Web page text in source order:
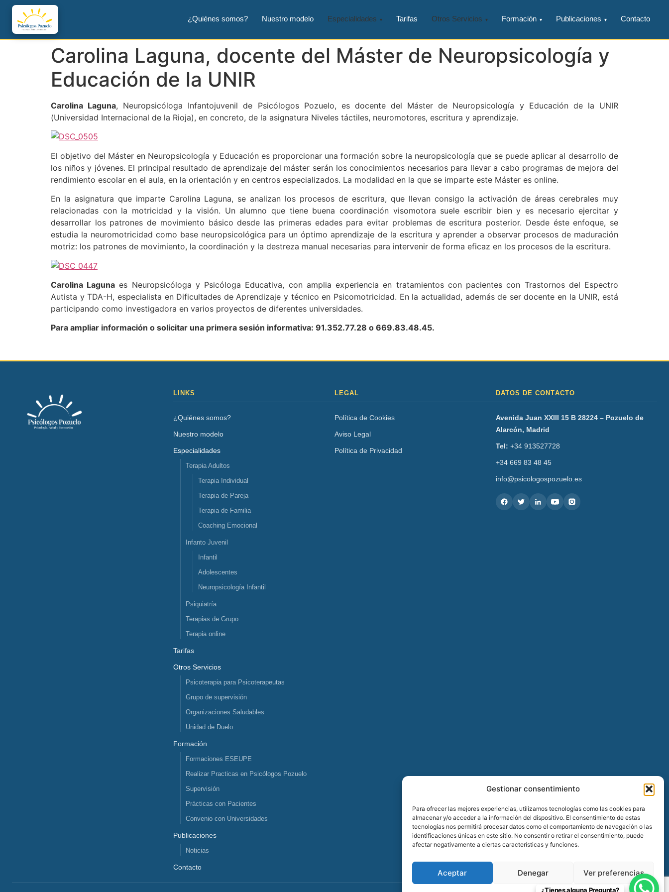
Gestionar consentimiento
Para ofrecer las mejores experiencias, utilizamos tecnologías como las cookies para
almacenar y/o acceder a la información del dispositivo. El consentimiento de estas
tecnologías nos permitirá procesar datos como el comportamiento de navegación o las
identificaciones únicas en este sitio. No consentir o retirar el consentimiento, puede
afectar negativamente a ciertas características y funciones.
Aceptar Denegar Ver preferencias
¿Quiénes somos? Nuestro modelo Especialidades Tarifas Otros Servicios Formación Publicaciones Contacto
Carolina Laguna, docente del Máster de Neuropsicología y
Educación de la UNIR
Carolina Laguna, Neuropsicóloga Infantojuvenil de Psicólogos Pozuelo, es docente del Máster de Neuropsicología y Educación de la UNIR
(Universidad Internacional de la Rioja), en concreto, de la asignatura Niveles táctiles, neuromotores, escritura y aprendizaje.
El objetivo del Máster en Neuropsicología y Educación es proporcionar una formación sobre la neuropsicología que se puede aplicar al desarrollo de
los niños y jóvenes. El principal resultado de aprendizaje del máster serán los conocimientos necesarios para llevar a cabo programas de mejora del
rendimiento escolar en el aula, en la orientación y en centros especializados. La modalidad en la que se imparte este Máster es online.
En la asignatura que imparte Carolina Laguna, se analizan los procesos de escritura, que llevan consigo la activación de áreas cerebrales muy
relacionadas con la motricidad y la visión. Un alumno que tiene buena coordinación visomotora suele escribir bien y es necesario ejercitar y
desarrollar los patrones de movimiento básico desde las primeras edades para evitar problemas de escritura posterior. Desde éste enfoque, se
estudia la neuromotricidad como base neuropsicológica para un óptimo aprendizaje de la escritura y aprender a observar procesos de maduración
motriz: los patrones de movimiento, la coordinación y la destreza manual necesarias para intervenir de forma eficaz en los procesos de la escritura.
Carolina Laguna es Neuropsicóloga y Psicóloga Educativa, con amplia experiencia en tratamientos con pacientes con Trastornos del Espectro
Autista y TDA-H, especialista en Dificultades de Aprendizaje y técnico en Psicomotricidad. En la actualidad, además de ser docente en la UNIR, está
participando como investigadora en varios proyectos de diferentes universidades.
Para ampliar información o solicitar una primera sesión informativa: 91.352.77.28 o 669.83.48.45.
LINKS
¿Quiénes somos?
Nuestro modelo
Especialidades
Terapia Adultos
Terapia Individual
Terapia de Pareja
Terapia de Familia
Coaching Emocional
Infanto Juvenil
Infantil
Adolescentes
Neuropsicología Infantil
Psiquiatría
Terapias de Grupo
Terapia online
Tarifas
Otros Servicios
Psicoterapia para Psicoterapeutas
Grupo de supervisión
Organizaciones Saludables
Unidad de Duelo
Formación
Formaciones ESEUPE
Realizar Practicas en Psicólogos Pozuelo
Supervisión
Prácticas con Pacientes
Convenio con Universidades
Publicaciones
Noticias
Contacto
LEGAL
Política de Cookies
Aviso Legal
Política de Privacidad
DATOS DE CONTACTO
Avenida Juan XXIII 15 B 28224 – Pozuelo de
Alarcón, Madrid
Tel: +34 913527728
+34 669 83 48 45
info@psicologospozuelo.es
¿Tienes alguna Pregunta?